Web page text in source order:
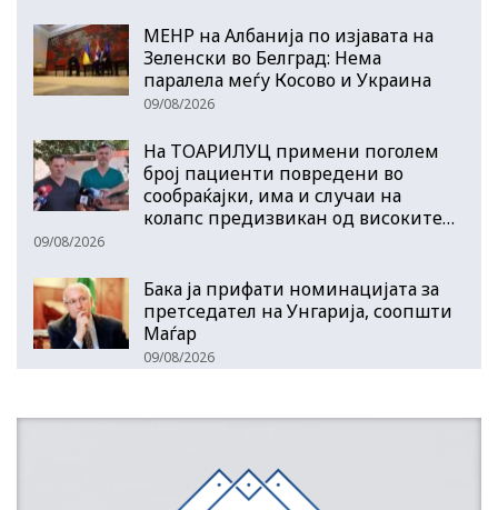
МЕНР на Албанија по изјавата на
Зеленски во Белград: Нема
паралела меѓу Косово и Украина
09/08/2026
На ТОАРИЛУЦ примени поголем
број пациенти повредени во
сообраќајки, има и случаи на
колапс предизвикан од високите…
09/08/2026
Бака ја прифати номинацијата за
претседател на Унгарија, соопшти
Маѓар
09/08/2026